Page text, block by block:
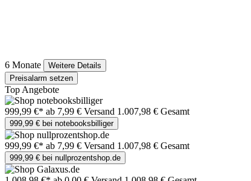
6 Monate
Weitere Details
Preisalarm setzen
Top Angebote
999,99 €* ab 7,99 € Versand 1.007,98 € Gesamt
999,99 € bei notebooksbilliger
999,99 €* ab 7,99 € Versand 1.007,98 € Gesamt
999,99 € bei nullprozentshop.de